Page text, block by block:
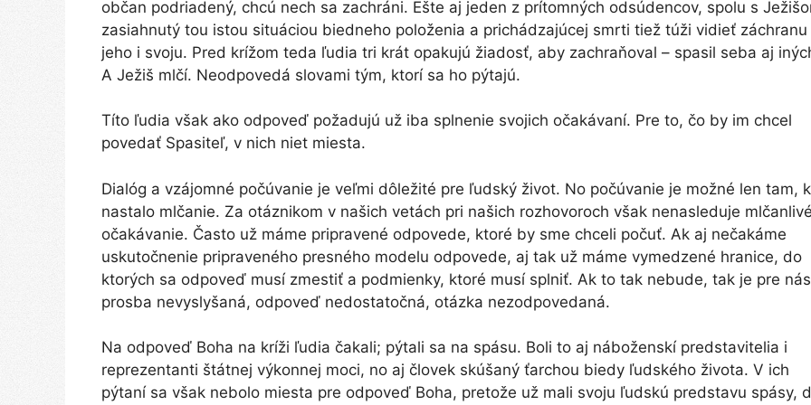
občan podriadený, chcú nech sa zachráni. Ešte aj jeden z prítomných odsúdencov, spolu s
zasiahnutý tou istou situáciou biedneho položenia a prichádzajúcej smrti tiež túži vidieť záchranu
jeho i svoju. Pred krížom teda ľudia tri krát opakujú žiadosť, aby zachraňoval – spasil seba aj
A Ježiš mlčí. Neodpovedá slovami tým, ktorí sa ho pýtajú.
Títo ľudia však ako odpoveď požadujú už iba splnenie svojich očakávaní. Pre to, čo by im chcel
povedať Spasiteľ, v nich niet miesta.
Dialóg a vzájomné počúvanie je veľmi dôležité pre ľudský život. No počúvanie je možné len tam,
nastalo mlčanie. Za otáznikom v našich vetách pri našich rozhovoroch však nenasleduje
očakávanie. Často už máme pripravené odpovede, ktoré by sme chceli počuť. Ak aj nečakáme
uskutočnenie pripraveného presného modelu odpovede, aj tak už máme vymedzené hranice, do
ktorých sa odpoveď musí zmestiť a podmienky, ktoré musí splniť. Ak to tak nebude, tak je pre nás
prosba nevyslyšaná, odpoveď nedostatočná, otázka nezodpovedaná.
Na odpoveď Boha na kríži ľudia čakali; pýtali sa na spásu. Boli to aj náboženskí predstavitelia i
reprezentanti štátnej výkonnej moci, no aj človek skúšaný ťarchou biedy ľudského života. V ich
pýtaní sa však nebolo miesta pre odpoveď Boha, pretože už mali svoju ľudskú predstavu spásy,